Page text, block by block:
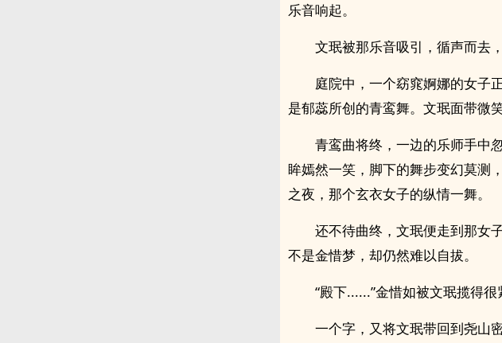
乐音响起。
文珉被那乐音吸引，循声而去
庭院中，一个窈窕婀娜的女子
是郁蕊所创的青鸾舞。文珉面带微
青鸾曲将终，一边的乐师手中
眸嫣然一笑，脚下的舞步变幻莫测
之夜，那个玄衣女子的纵情一舞。
还不待曲终，文珉便走到那女
不是金惜梦，却仍然难以自拔。
“殿下......”金惜如被文珉揽得
一个字，又将文珉带回到尧山